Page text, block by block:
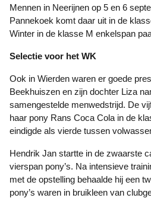
Mennen in Neerijnen op 5 en 6
Pannekoek komt daar uit in de
Winter in de klasse M enkelspan
Selectie voor het WK
Ook in Wierden waren er goede prestaties. Hendrik Jan
Beekhuiszen en zijn dochter Liza
samengestelde menwedstrijd. De
haar pony Rans Coca Cola in de
eindigde als vierde tussen
Hendrik Jan startte in de zwaarste categorie, de klasse ZZ
vierspan pony’s. Na intensieve
met de opstelling behaalde hij een
pony’s waren in bruikleen van